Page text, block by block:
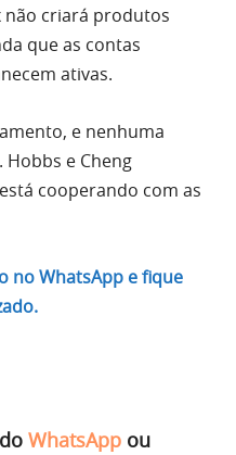
não criará produtos
que as contas
ativas.
e nenhuma
e Cheng
cooperando com as
no WhatsApp e fique
WhatsApp ou